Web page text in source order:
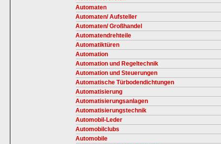
Automaten
Automaten/ Aufsteller
Automaten/ Großhandel
Automatendrehteile
Automatiktüren
Automation
Automation und Regeltechnik
Automation und Steuerungen
Automatische Türbodendichtungen
Automatisierung
Automatisierungsanlagen
Automatisierungstechnik
Automobil-Leder
Automobilclubs
Automobile